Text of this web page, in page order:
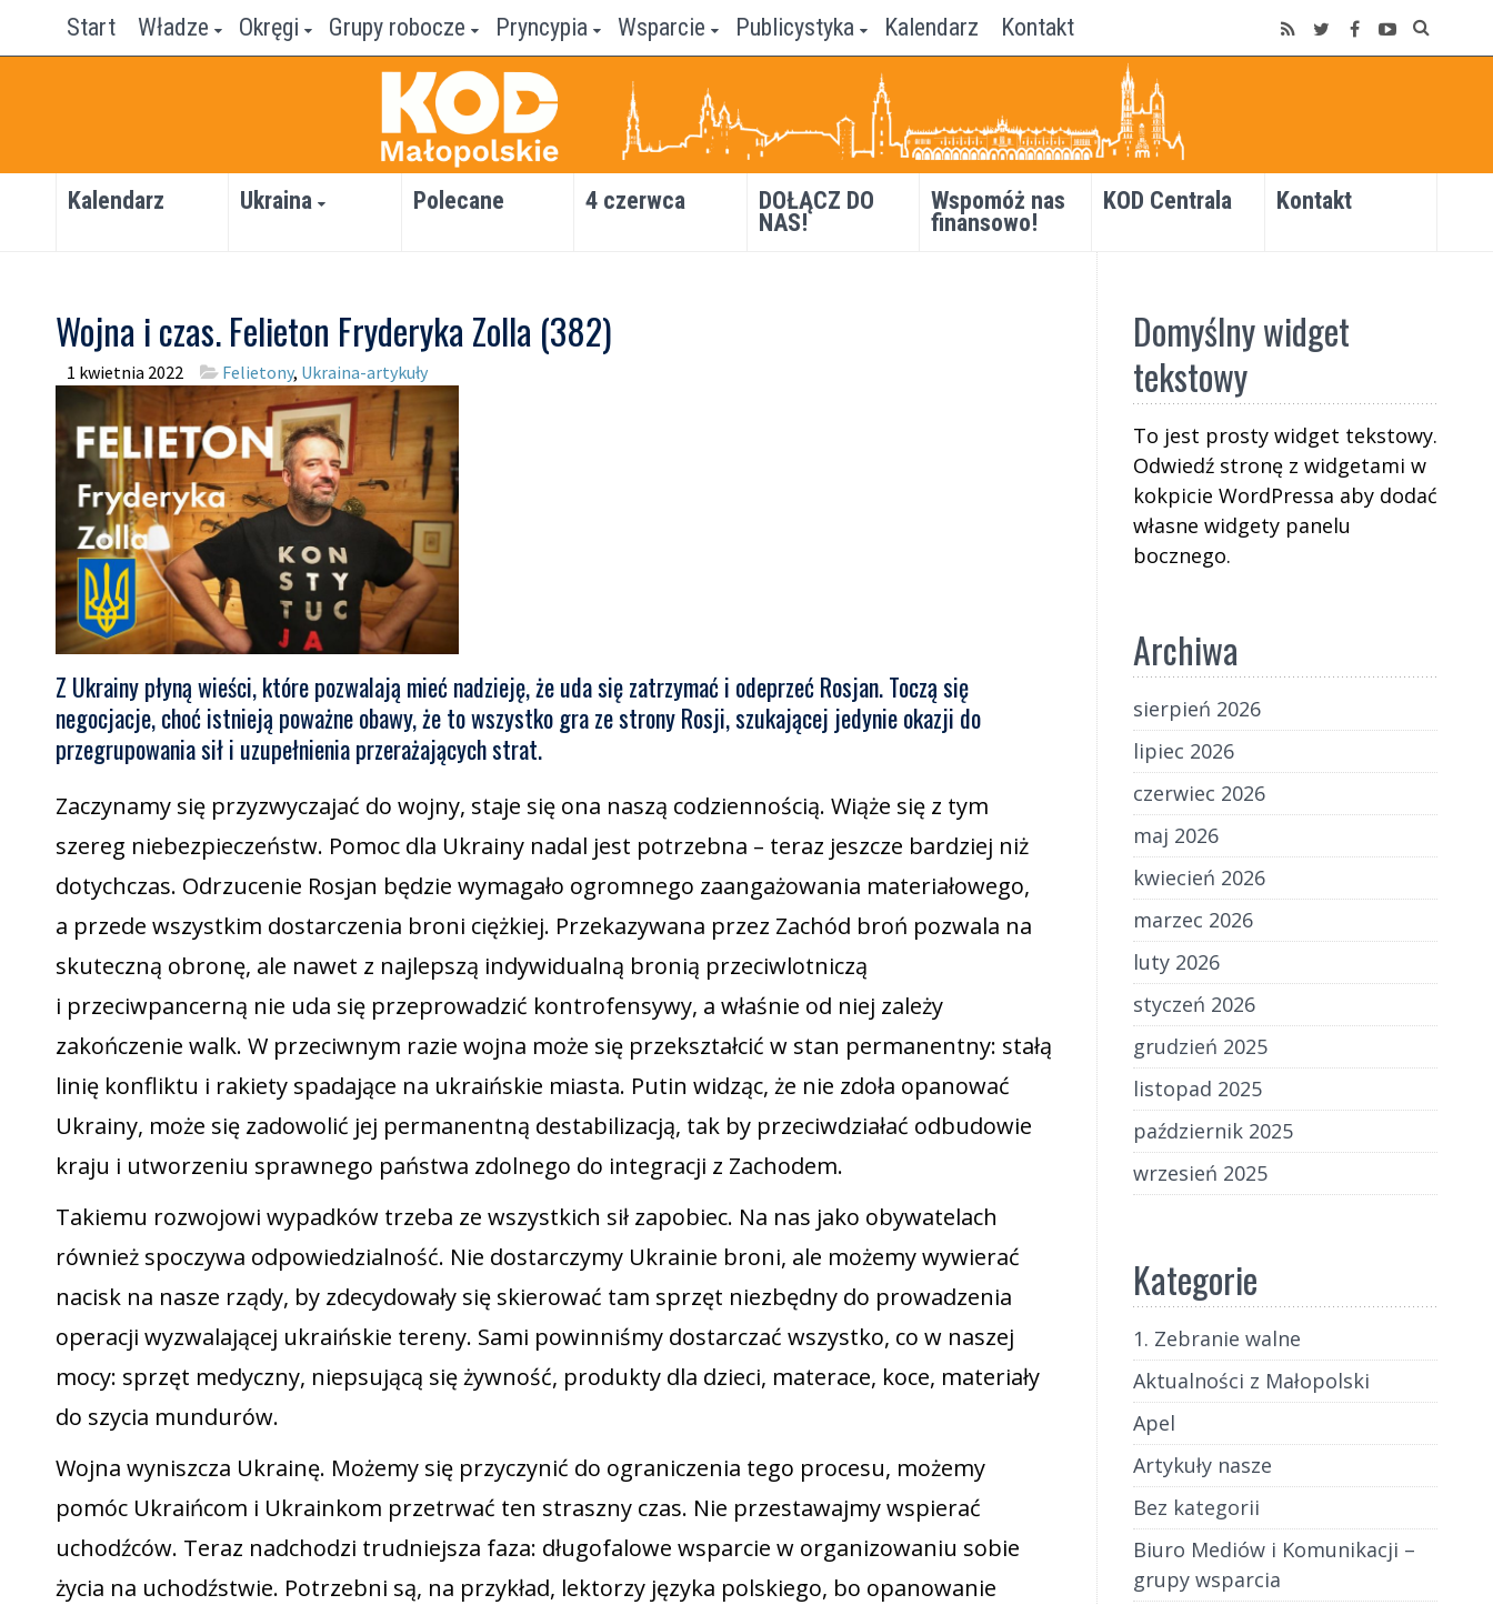
Start Władze Okręgi Grupy robocze Pryncypia Wsparcie Publicystyka Kalendarz Kontakt
Kalendarz Ukraina Polecane 4 czerwca
DOŁĄCZ DO
NAS!
Wspomóż nas
finansowo!
KOD Centrala Kontakt
Wojna i czas. Felieton Fryderyka Zolla (382)
1 kwietnia 2022 Felietony, Ukraina-artykuły
Z Ukrainy płyną wieści, które pozwalają mieć nadzieję, że uda się zatrzymać i odeprzeć Rosjan. Toczą się
negocjacje, choć istnieją poważne obawy, że to wszystko gra ze strony Rosji, szukającej jedynie okazji do
przegrupowania sił i uzupełnienia przerażających strat.
Zaczynamy się przyzwyczajać do wojny, staje się ona naszą codziennością. Wiąże się z tym
szereg niebezpieczeństw. Pomoc dla Ukrainy nadal jest potrzebna – teraz jeszcze bardziej niż
dotychczas. Odrzucenie Rosjan będzie wymagało ogromnego zaangażowania materiałowego,
a przede wszystkim dostarczenia broni ciężkiej. Przekazywana przez Zachód broń pozwala na
skuteczną obronę, ale nawet z najlepszą indywidualną bronią przeciwlotniczą
i przeciwpancerną nie uda się przeprowadzić kontrofensywy, a właśnie od niej zależy
zakończenie walk. W przeciwnym razie wojna może się przekształcić w stan permanentny: stałą
linię konfliktu i rakiety spadające na ukraińskie miasta. Putin widząc, że nie zdoła opanować
Ukrainy, może się zadowolić jej permanentną destabilizacją, tak by przeciwdziałać odbudowie
kraju i utworzeniu sprawnego państwa zdolnego do integracji z Zachodem.
Takiemu rozwojowi wypadków trzeba ze wszystkich sił zapobiec. Na nas jako obywatelach
również spoczywa odpowiedzialność. Nie dostarczymy Ukrainie broni, ale możemy wywierać
nacisk na nasze rządy, by zdecydowały się skierować tam sprzęt niezbędny do prowadzenia
operacji wyzwalającej ukraińskie tereny. Sami powinniśmy dostarczać wszystko, co w naszej
mocy: sprzęt medyczny, niepsującą się żywność, produkty dla dzieci, materace, koce, materiały
do szycia mundurów.
Wojna wyniszcza Ukrainę. Możemy się przyczynić do ograniczenia tego procesu, możemy
pomóc Ukraińcom i Ukrainkom przetrwać ten straszny czas. Nie przestawajmy wspierać
uchodźców. Teraz nadchodzi trudniejsza faza: długofalowe wsparcie w organizowaniu sobie
życia na uchodźstwie. Potrzebni są, na przykład, lektorzy języka polskiego, bo opanowanie
Domyślny widget
tekstowy
To jest prosty widget tekstowy.
Odwiedź stronę z widgetami w
kokpicie WordPressa aby dodać
własne widgety panelu
bocznego.
Archiwa
sierpień 2026
lipiec 2026
czerwiec 2026
maj 2026
kwiecień 2026
marzec 2026
luty 2026
styczeń 2026
grudzień 2025
listopad 2025
październik 2025
wrzesień 2025
Kategorie
1. Zebranie walne
Aktualności z Małopolski
Apel
Artykuły nasze
Bez kategorii
Biuro Mediów i Komunikacji –
grupy wsparcia